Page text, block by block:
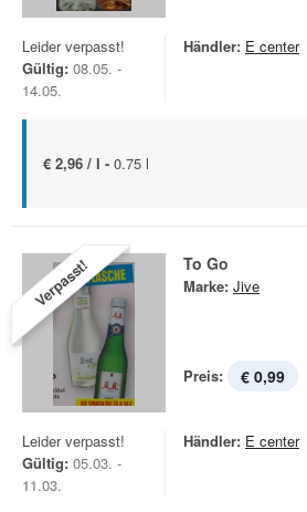
Leider verpasst!
Gültig: 08.05. -
14.05.
Händler: E center
€ 2,96 / l - 0.75 l
Verpasst! To Go
Marke: Jive
Preis: € 0,99
Leider verpasst!
Gültig: 05.03. -
11.03.
Händler: E center